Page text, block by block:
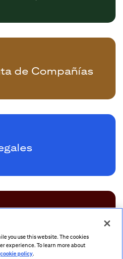
de Compañías
you use this website. The cookies
experience. To learn more about
cookie policy.